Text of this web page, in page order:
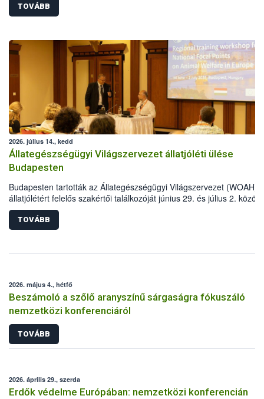
TOVÁBB
2026. július 14., kedd
Állategészségügyi Világszervezet állatjóléti ülése
Budapesten
Budapesten tartották az Állategészségügyi Világszervezet (WOAH)
állatjólétért felelős szakértői találkozóját június 29. és július 2.
Agrár- és Élelmiszergazdaságért Felelős Minisztérium (AÉM) és a
Nemzeti Élelmiszerlánc-biztonsági Hivatal (Nébih) szervezésével
megvalósult rendezvény célja a gazdasági haszonállatok jólétének
résztvevő osztotta meg tapasztalatait a gazdasági haszonállatok
TOVÁBB
2026. május 4., hétfő
Beszámoló a szőlő aranyszínű sárgaságra fókuszáló
nemzetközi konferenciáról
TOVÁBB
2026. április 29., szerda
Erdők védelme Európában: nemzetközi konferencián